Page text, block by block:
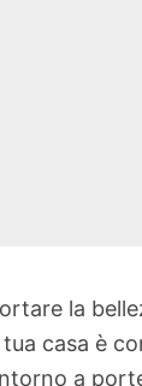
la
casa è
a